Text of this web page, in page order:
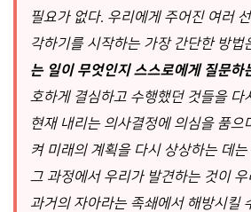
필요가 없다. 우리에게 주어진 여러
각하기를 시작하는 가장 간단한 방법
는 일이 무엇인지 스스로에게 질문하
호하게 결심하고 수행했던 것들을 다
현재 내리는 의사결정에 의심을 품으
켜 미래의 계획을 다시 상상하는 데
그 과정에서 우리가 발견하는 것이
과거의 자아라는 족쇄에서 해방시킬